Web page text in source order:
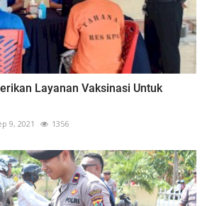
Layanan Vaksinasi Untuk
9, 2021 1356